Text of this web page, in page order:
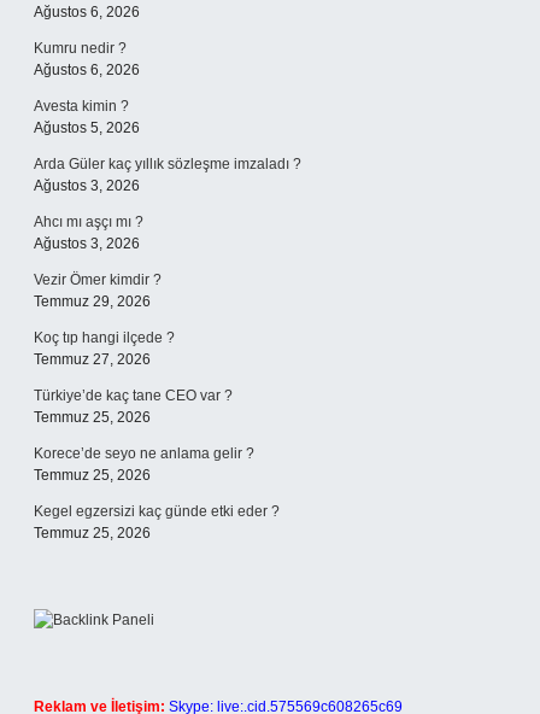
Ağustos 6, 2026
Kumru nedir ?
Ağustos 6, 2026
Avesta kimin ?
Ağustos 5, 2026
Arda Güler kaç yıllık sözleşme imzaladı ?
Ağustos 3, 2026
Ahcı mı aşçı mı ?
Ağustos 3, 2026
Vezir Ömer kimdir ?
Temmuz 29, 2026
Koç tıp hangi ilçede ?
Temmuz 27, 2026
Türkiye’de kaç tane CEO var ?
Temmuz 25, 2026
Korece’de seyo ne anlama gelir ?
Temmuz 25, 2026
Kegel egzersizi kaç günde etki eder ?
Temmuz 25, 2026
Reklam ve İletişim: Skype: live:.cid.575569c608265c69